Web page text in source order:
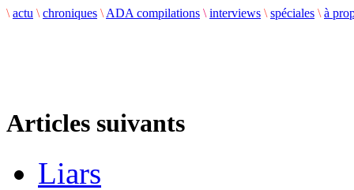
\ actu \ chroniques \ ADA compilations \ interviews \ spéciales \ à
Articles suivants
Liars